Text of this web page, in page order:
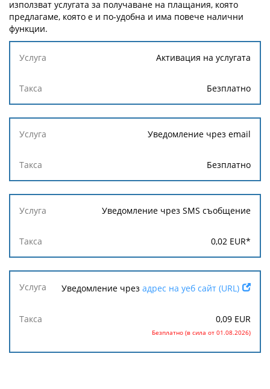
използват услугата за получаване на плащания, която
предлагаме, която е и по-удобна и има повече налични
функции.
Услуга
Такса
Активация на услугата
Безплатно
Уведомление чрез email
Безплатно
Уведомление чрез SMS съобщение
0,02 EUR*
Уведомление чрез адрес на уеб сайт (URL)
0,09 EUR
Безплатно (в сила от 01.08.2026)